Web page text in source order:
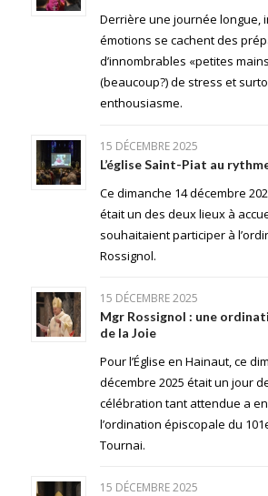
Derrière une journée longue,
émotions se cachent des
d’innombrables «petites
(beaucoup?) de stress et
enthousiasme.
15 DÉCEMBRE 2025
L’église Saint-Piat au
Ce dimanche 14 décembre
était un des deux lieux à
souhaitaient participer à
Rossignol.
15 DÉCEMBRE 2025
Mgr Rossignol : une
de la Joie
Pour l’Église en Hainaut, ce
décembre 2025 était un jour
célébration tant attendue a
l’ordination épiscopale du
Tournai.
15 DÉCEMBRE 2025